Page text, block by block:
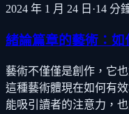
2024 年 1 月 24 日 ·14 分
緒論篇章的藝術：
藝術不僅僅是創作，它
這種藝術體現在如何有
能吸引讀者的注意力，